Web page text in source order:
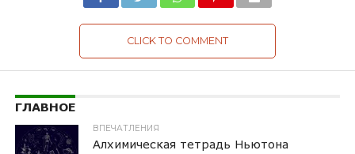
CLICK TO COMMENT
ГЛАВНОЕ
ВПЕЧАТЛЕНИЯ
Алхимическая тетрадь Ньютона